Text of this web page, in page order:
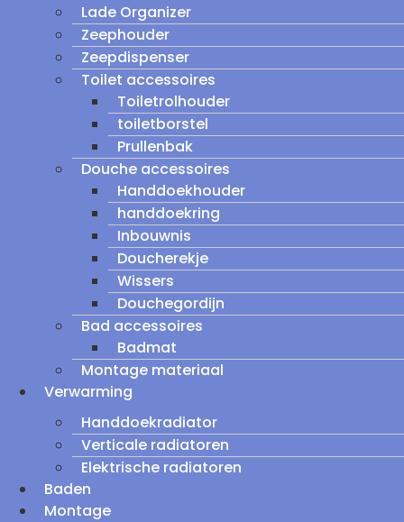
Lade Organizer
Zeephouder
Zeepdispenser
Toilet accessoires
Toiletrolhouder
toiletborstel
Prullenbak
Douche accessoires
Handdoekhouder
handdoekring
Inbouwnis
Doucherekje
Wissers
Douchegordijn
Bad accessoires
Badmat
Montage materiaal
Verwarming
Handdoekradiator
Verticale radiatoren
Elektrische radiatoren
Baden
Montage